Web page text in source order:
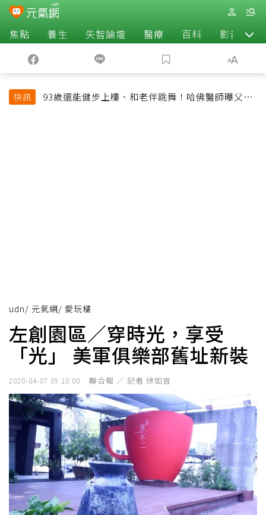
焦點 養生 失智論壇 醫療 百科 影音
快訊
93歲還能健步上樓、和老伴跳舞！哈佛醫師曝父親
udn/ 元氣網/ 愛玩橘
左創園區／穿時光，享受
「光」 美軍俱樂部舊址新裝
2020-04-07 09:10:00 聯合報 ／ 記者 徐如宜